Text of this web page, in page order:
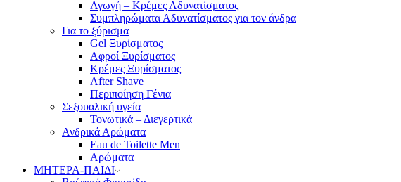
Αγωγή – Κρέμες Αδυνατίσματος
Συμπληρώματα Αδυνατίσματος για τον άνδρα
Για το ξύρισμα
Gel Ξυρίσματος
Αφροί Ξυρίσματος
Κρέμες Ξυρίσματος
After Shave
Περιποίηση Γένια
Σεξουαλική υγεία
Τονωτικά – Διεγερτικά
Ανδρικά Αρώματα
Eau de Toilette Men
Αρώματα
ΜΗΤΕΡΑ-ΠΑΙΔΙ